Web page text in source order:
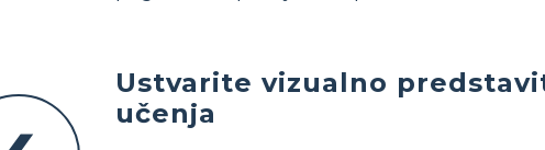
Ustvarite vizualno
učenja